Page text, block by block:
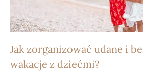
Jak zorganizować udane i
wakacje z dziećmi?